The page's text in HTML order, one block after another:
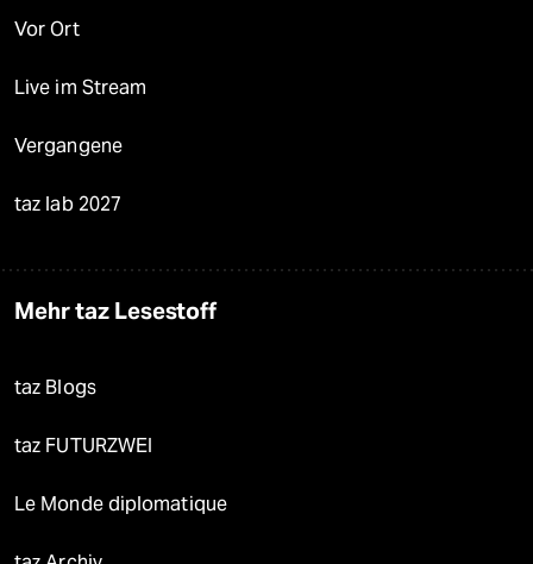
Vor Ort
Live im Stream
Vergangene
taz lab 2027
Mehr taz Lesestoff
taz Blogs
taz FUTURZWEI
Le Monde diplomatique